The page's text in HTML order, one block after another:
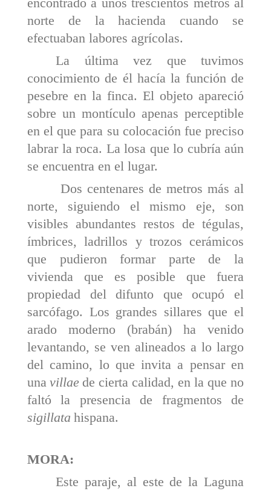
norte de la hacienda cuando se
efectuaban labores agrí­colas.
La última vez que tuvimos
conocimiento de él hacía la función de
pesebre en la finca. El objeto apareció
sobre un montículo apenas perceptible
en el que para su colocación fue preciso
labrar la roca. La losa que lo cubría aún
se encuentra en el lugar.
Dos centenares de metros más al
norte, siguiendo el mismo eje, son
visibles abundantes restos de tégulas,
ímbrices, ladrillos y trozos cerámicos
que pudieron for­mar parte de la
vivienda que es posible que fuera
propie­dad del difunto que ocupó el
sarcófago. Los grandes sillares que el
arado moderno (brabán) ha venido
levan­tando, se ven alineados a lo largo
del camino, lo que invita a pensar en
una villae de cierta calidad, en la que no
faltó la presencia de fragmentos de
sigillata hispana.
MORA:
Este paraje, al este de la Laguna